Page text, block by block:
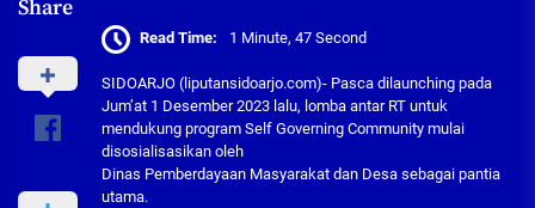
Share
Read Time: 1 Minute, 47 Second
SIDOARJO (liputansidoarjo.com)- Pasca dilaunching pada
Jum’at 1 Desember 2023 lalu, lomba antar RT untuk
mendukung program Self Governing Community mulai
disosialisasikan oleh
Dinas Pemberdayaan Masyarakat dan Desa sebagai pantia
utama.